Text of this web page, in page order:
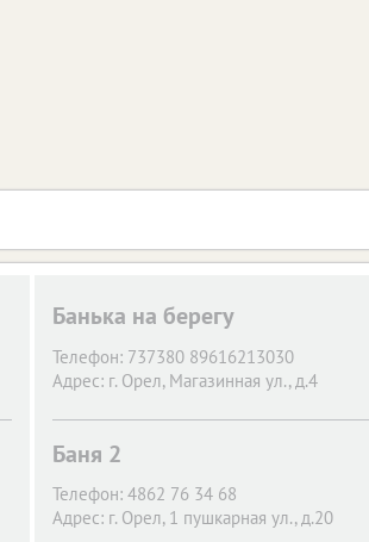
Банька на берегу
Телефон: 737380 89616213030
Адрес: г. Орел, Магазинная ул., д.4
Баня 2
Телефон: 4862 76 34 68
Адрес: г. Орел, 1 пушкарная ул., д.20